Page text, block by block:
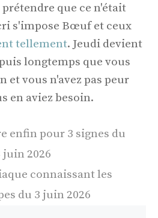
que ce n'était
s'impose Bœuf et ceux
tellement. Jeudi devient
longtemps que vous
et vous n'avez pas peur
en aviez besoin.
enfin pour 3 signes du
juin 2026
connaissant les
du 3 juin 2026